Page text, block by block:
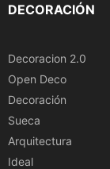
DECORACIÓN
Decoracion 2.0
Open Deco
Decoración
Sueca
Arquitectura
Ideal